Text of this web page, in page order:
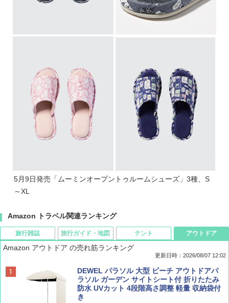
5月9日発売「ムーミンオープントゥルームシューズ」3種、S
～XL
Amazon トラベル関連ランキング
旅行雑誌
ディズニーファン ２０２６年 ９月号 [雑
誌] (ＤＩＳＮＥＹ ＦＡＮ)
￥713
旅行ガイド・地図
D40 地球の歩き方 チェンマイ タイ北部の魅
力的な町 2026～2027 地球の歩き方D アジア
￥2,079
テント
[キャンパーズコレクション 山善] ポップアッ
プテント 傘みたいに広げて畳める パッとサ
ッとサンシェード キューブ フルクローズ メ
ッシュ 簡単設置 ワンタッチテント キャンプ
アウトドア
Amazon アウトドア の売れ筋ランキング
更新日時：2026/08/07 12:02
DEWEL パラソル 大型 ビーチ アウトドアパ
ラソル ガーデン サイトシート付 折りたたみ
防水 UVカット 4段階高さ調整 軽量 収納袋付
き